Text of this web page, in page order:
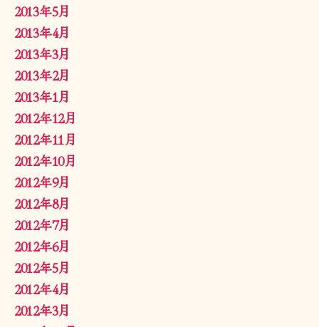
2013年5月
2013年4月
2013年3月
2013年2月
2013年1月
2012年12月
2012年11月
2012年10月
2012年9月
2012年8月
2012年7月
2012年6月
2012年5月
2012年4月
2012年3月